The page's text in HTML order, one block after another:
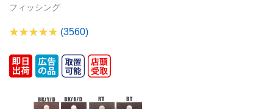
フィッシング
(3560)